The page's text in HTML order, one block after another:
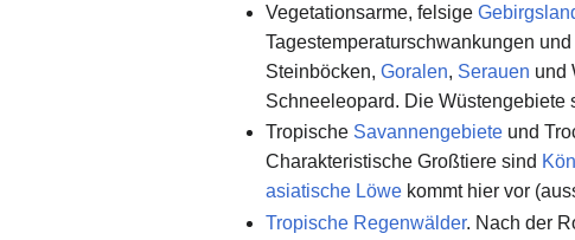
Vegetationsarme, felsige
Tagestemperaturschwankungen
Steinböcken, Goralen, Serauen und
Schneeleopard. Die
Tropische Savannengebieteund
Charakteristische Großtiere sind
asiatische Löwekommt hier vor
Tropische Regenwälder. Nach der